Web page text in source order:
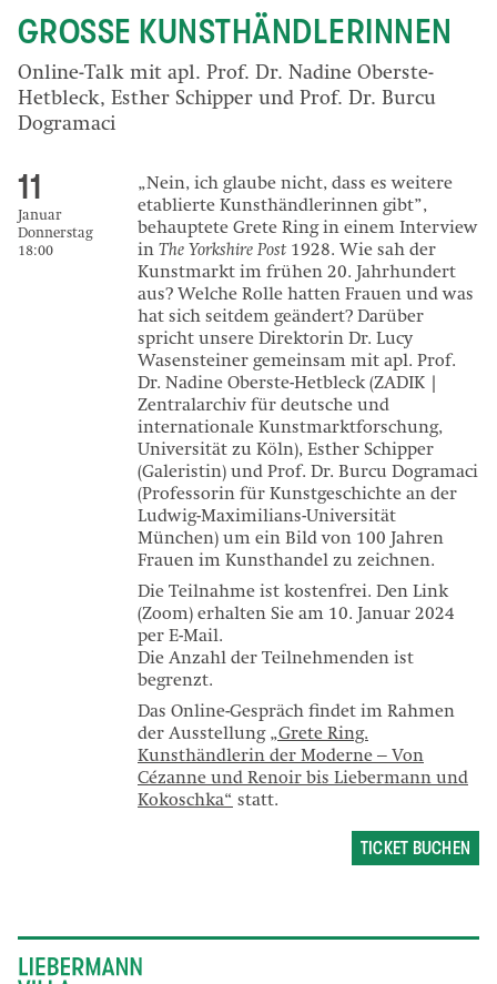
GROSSE KUNSTHÄNDLERINNEN
Online-Talk mit apl. Prof. Dr. Nadine Oberste-
Hetbleck, Esther Schipper und Prof. Dr. Burcu
Dogramaci
„Nein, ich glaube nicht, dass es weitere
etablierte Kunsthändlerinnen gibt”,
behauptete Grete Ring in einem Interview
in The Yorkshire Post1928. Wie sah der
Kunstmarkt im frühen 20. Jahrhundert
aus? Welche Rolle hatten Frauen und was
hat sich seitdem geändert? Darüber
spricht unsere Direktorin Dr. Lucy
Wasensteiner gemeinsam mit apl. Prof.
Dr. Nadine Oberste-Hetbleck (ZADIK |
Zentralarchiv für deutsche und
internationale Kunstmarktforschung,
Universität zu Köln), Esther Schipper
(Galeristin) und Prof. Dr. Burcu Dogramaci
(Professorin für Kunstgeschichte an der
Ludwig-Maximilians-Universität
München) um ein Bild von 100 Jahren
Frauen im Kunsthandel zu zeichnen.
Die Teilnahme ist kostenfrei. Den Link
(Zoom) erhalten Sie am 10. Januar 2024
per E-Mail.
Die Anzahl der Teilnehmenden ist
begrenzt.
Das Online-Gespräch findet im Rahmen
der Ausstellung „Grete Ring.
Kunsthändlerin der Moderne – Von
Cézanne und Renoir bis Liebermann und
Kokoschka“ statt.
11
Januar
Donnerstag
18:00
TICKET BUCHEN